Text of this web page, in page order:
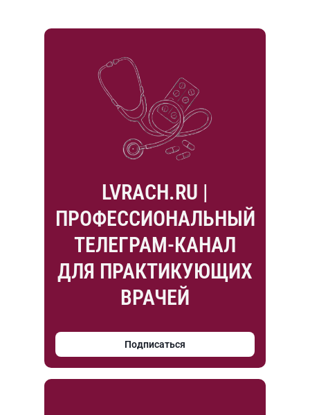
LVRACH.RU |
ПРОФЕССИОНАЛЬНЫЙ
ТЕЛЕГРАМ-КАНАЛ
ДЛЯ ПРАКТИКУЮЩИХ
ВРАЧЕЙ
Подписаться